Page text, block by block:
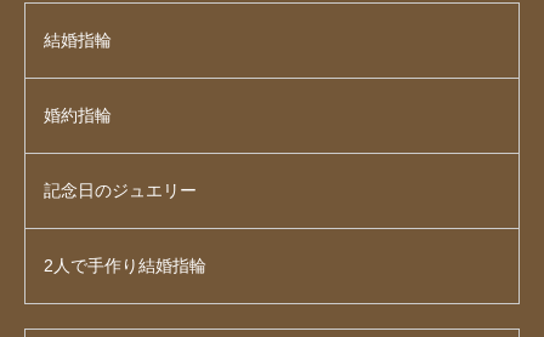
結婚指輪
婚約指輪
記念日のジュエリー
2人で手作り結婚指輪